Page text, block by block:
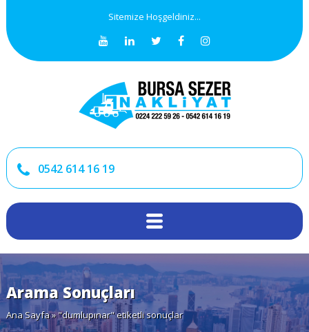
Sitemize Hoşgeldiniz...
0542 614 16 19
Arama Sonuçları
Ana Sayfa» "dumlupınar" etiketli sonuçlar